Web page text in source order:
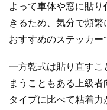
よって車体や窓に貼
きるため、気分で頻
おすすめのステッカー
一方乾式は貼り直すこ
まうこともある上級
タイプに比べて粘着